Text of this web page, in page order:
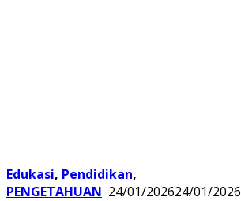
Edukasi, Pendidikan,
PENGETAHUAN 24/01/202624/01/2026